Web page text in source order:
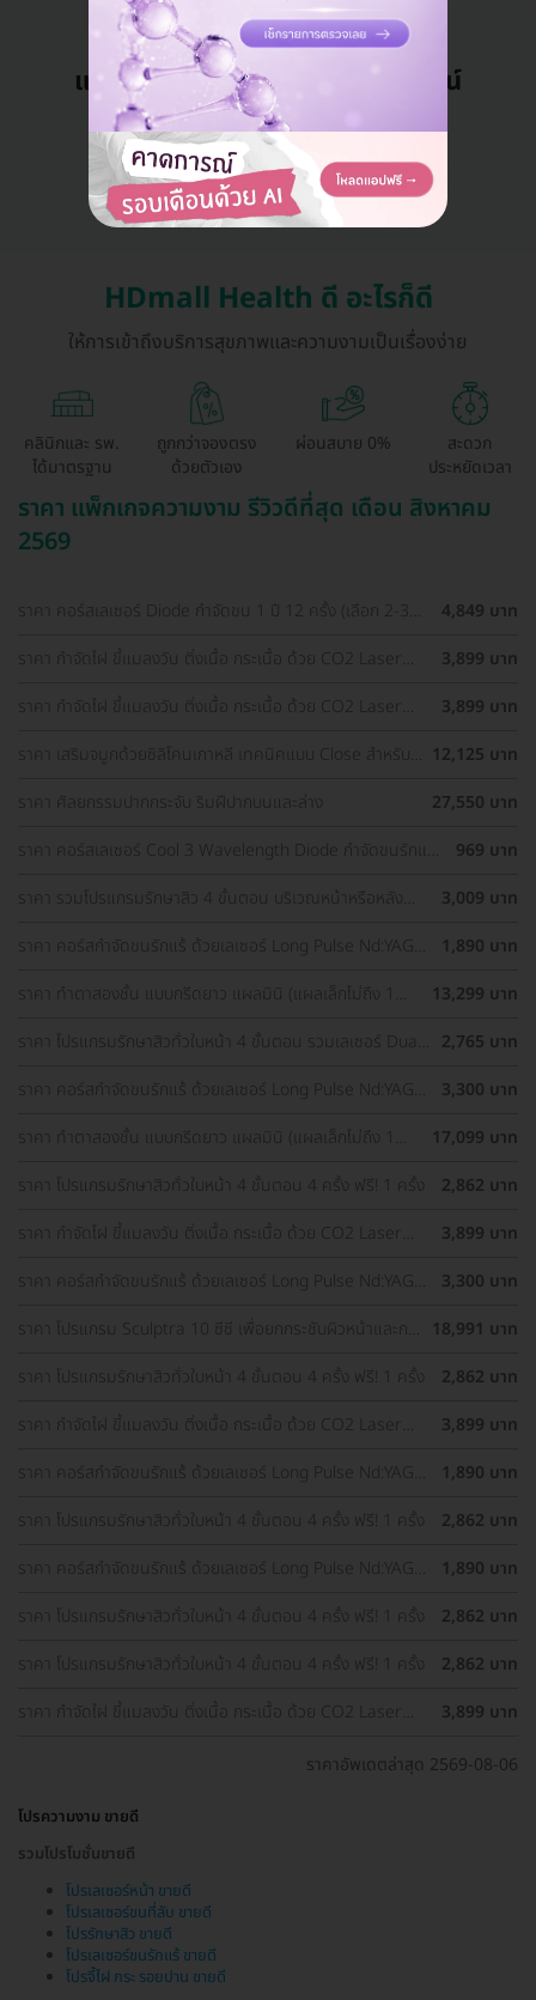
แอดมินพร้อมดูแลคุณทุกวันทางไลน์
คุยกับแอดมิน ฟรี!
HDmall Health ดี อะไรก็ดี
ให้การเข้าถึงบริการสุขภาพและความงามเป็นเรื่องง่าย
คลินิกและ รพ.
ได้มาตรฐาน
ถูกกว่าจองตรง
ด้วยตัวเอง
ผ่อนสบาย 0%
สะดวก
ประหยัดเวลา
ราคา แพ็กเกจความงาม รีวิวดีที่สุด เดือน สิงหาคม
2569
ราคา คอร์สเลเซอร์ Diode กำจัดขน 1 ปี 12 ครั้ง (เลือก 2-3
4,849 บาท
ราคา กำจัดไฝ ขี้แมลงวัน ติ่งเนื้อ กระเนื้อ ด้วย CO2 Laser
ลำคอ 1 ครั้ง
3,899 บาท
ราคา กำจัดไฝ ขี้แมลงวัน ติ่งเนื้อ กระเนื้อ ด้วย CO2 Laser
ลำคอ 1 ครั้ง
3,899 บาท
ราคา เสริมจมูกด้วยซิลิโคนเกาหลี เทคนิคแบบ Close สำหรับ
12,125 บาท
ราคา ศัลยกรรมปากกระจับ ริมฝีปากบนและล่าง
27,550 บาท
ราคา คอร์สเลเซอร์ Cool 3 Wavelength Diode กำจัดขนรักแร้
969 บาท
ราคา รวมโปรแกรมรักษาสิว 4 ขั้นตอน บริเวณหน้าหรือหลัง
3,009 บาท
ราคา คอร์สกำจัดขนรักแร้ ด้วยเลเซอร์ Long Pulse Nd:YAG
1,890 บาท
ราคา ทำตาสองชั้น แบบกรีดยาว แผลมินิ (แผลเล็กไม่ถึง 1
13,299 บาท
ราคา โปรแกรมรักษาสิวทั่วใบหน้า 4 ขั้นตอน รวมเลเซอร์ Dual
2,765 บาท
ราคา คอร์สกำจัดขนรักแร้ ด้วยเลเซอร์ Long Pulse Nd:YAG
3,300 บาท
ราคา ทำตาสองชั้น แบบกรีดยาว แผลมินิ (แผลเล็กไม่ถึง 1
17,099 บาท
ราคา โปรแกรมรักษาสิวทั่วใบหน้า 4 ขั้นตอน 4 ครั้ง ฟรี! 1 ครั้ง
2,862 บาท
ราคา กำจัดไฝ ขี้แมลงวัน ติ่งเนื้อ กระเนื้อ ด้วย CO2 Laser
ลำคอ 1 ครั้ง
3,899 บาท
ราคา คอร์สกำจัดขนรักแร้ ด้วยเลเซอร์ Long Pulse Nd:YAG
ครั้ง
3,300 บาท
ราคา โปรแกรม Sculptra 10 ซีซี เพื่อยกกระชับผิวหน้าและกระ
18,991 บาท
ราคา โปรแกรมรักษาสิวทั่วใบหน้า 4 ขั้นตอน 4 ครั้ง ฟรี! 1 ครั้ง
2,862 บาท
ราคา กำจัดไฝ ขี้แมลงวัน ติ่งเนื้อ กระเนื้อ ด้วย CO2 Laser
ลำคอ 1 ครั้ง
3,899 บาท
ราคา คอร์สกำจัดขนรักแร้ ด้วยเลเซอร์ Long Pulse Nd:YAG
1,890 บาท
ราคา โปรแกรมรักษาสิวทั่วใบหน้า 4 ขั้นตอน 4 ครั้ง ฟรี! 1 ครั้ง
2,862 บาท
ราคา คอร์สกำจัดขนรักแร้ ด้วยเลเซอร์ Long Pulse Nd:YAG
1,890 บาท
ราคา โปรแกรมรักษาสิวทั่วใบหน้า 4 ขั้นตอน 4 ครั้ง ฟรี! 1 ครั้ง
2,862 บาท
ราคา โปรแกรมรักษาสิวทั่วใบหน้า 4 ขั้นตอน 4 ครั้ง ฟรี! 1 ครั้ง
2,862 บาท
ราคา กำจัดไฝ ขี้แมลงวัน ติ่งเนื้อ กระเนื้อ ด้วย CO2 Laser
3,899 บาท
ราคาอัพเดตล่าสุด 2569-08-06
โปรความงาม ขายดี
รวมโปรโมชั่นขายดี
โปรเลเซอร์หน้า ขายดี
โปรเลเซอร์ขนที่ลับ ขายดี
โปรรักษาสิว ขายดี
โปรเลเซอร์ขนรักแร้ ขายดี
โปรจี้ไฝ กระ รอยปาน ขายดี